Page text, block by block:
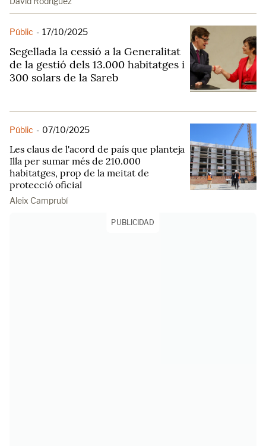
Públic - 17/10/2025
Segellada la cessió a la Generalitat
de la gestió dels 13.000 habitatges i
300 solars de la Sareb
Públic - 07/10/2025
Les claus de l'acord de país que planteja
Illa per sumar més de 210.000
habitatges, prop de la meitat de
protecció oficial
Aleix Camprubí
PUBLICIDAD